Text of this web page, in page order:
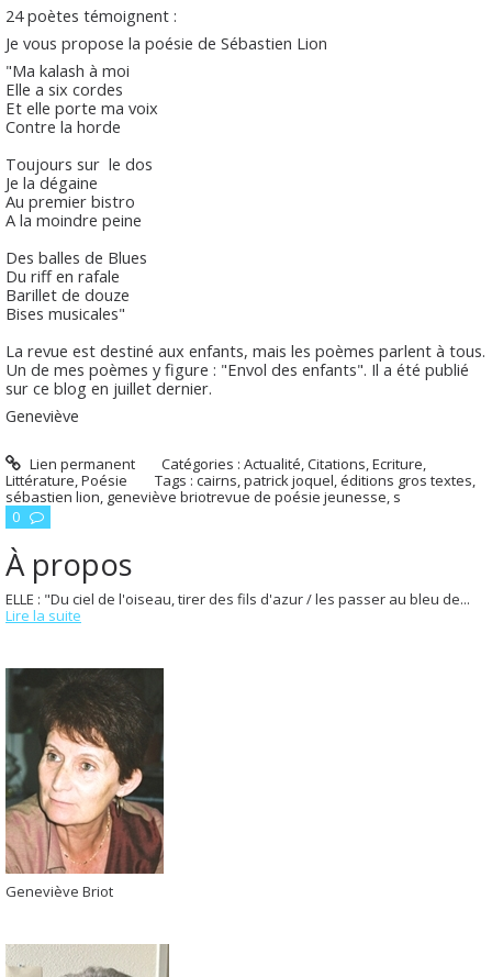
24 poètes témoignent :
Je vous propose la poésie de Sébastien Lion
"Ma kalash à moi
Elle a six cordes
Et elle porte ma voix
Contre la horde
Toujours sur le dos
Je la dégaine
Au premier bistro
A la moindre peine
Des balles de Blues
Du riff en rafale
Barillet de douze
Bises musicales"
La revue est destiné aux enfants, mais les poèmes parlent à tous.
Un de mes poèmes y figure : "Envol des enfants". Il a été publié
sur ce blog en juillet dernier.
Geneviève
Lien permanent Catégories :Actualité,Citations,Ecriture,
Littérature,Poésie Tags : cairns,patrick joquel,éditions gros textes,
sébastien lion, geneviève briotrevue de poésie jeunesse, s
0
À propos
ELLE : "Du ciel de l'oiseau, tirer des fils d'azur / les passer au bleu de...
Lire la suite
Geneviève Briot